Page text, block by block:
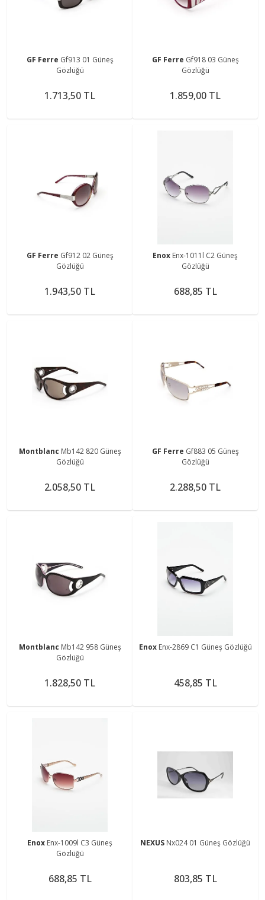
GF Ferre Gf913 01 Güneş
Gözlüğü
1.713,50 TL
GF Ferre Gf918 03 Güneş
Gözlüğü
1.859,00 TL
GF Ferre Gf912 02 Güneş
Gözlüğü
1.943,50 TL
Enox Enx-1011l C2 Güneş
Gözlüğü
688,85 TL
Montblanc Mb142 820 Güneş
Gözlüğü
2.058,50 TL
GF Ferre Gf883 05 Güneş
Gözlüğü
2.288,50 TL
Montblanc Mb142 958 Güneş
Gözlüğü
1.828,50 TL
Enox Enx-2869 C1 Güneş Gözlüğü
458,85 TL
Enox Enx-1009l C3 Güneş
Gözlüğü
688,85 TL
NEXUS Nx024 01 Güneş Gözlüğü
803,85 TL